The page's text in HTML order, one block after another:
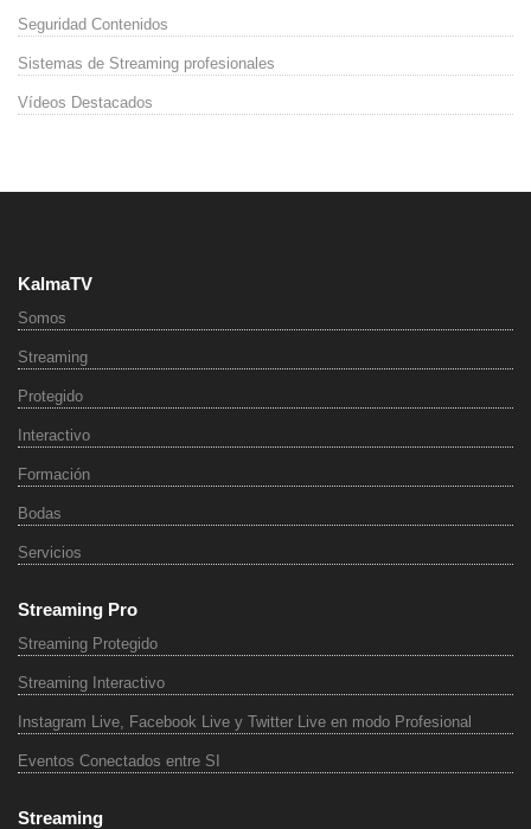
Seguridad Contenidos
Sistemas de Streaming profesionales
Vídeos Destacados
KalmaTV
Somos
Streaming
Protegido
Interactivo
Formación
Bodas
Servicios
Streaming Pro
Streaming Protegido
Streaming Interactivo
Instagram Live, Facebook Live y Twitter Live en modo Profesional
Eventos Conectados entre SI
Streaming